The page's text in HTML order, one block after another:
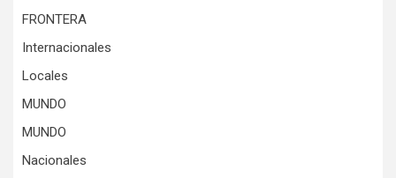
FRONTERA
Internacionales
Locales
MUNDO
MUNDO
Nacionales